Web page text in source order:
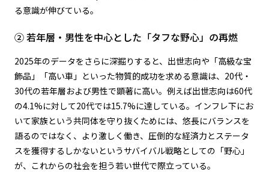
る意識が伸びている。
② 若年層・男性を中心とした「タフな野心」の再燃
2025年のデータをさらに深掘りすると、出世志向や「高級な宝
飾品」「高い車」といった物質的成功を求める意識は、20代・
30代の若年層および男性で顕著に高い。例えば出世志向は60代
の4.1%に対して20代では15.7%に達している。インフレ下にお
いて家族という共同体を守り抜くためには、悠長にバランスを
語るのではなく、より激しく働き、圧倒的な経済力とステータ
スを獲得するしかないというサバイバル戦略としての「野心」
が、これからの社会を担う若い世代で際立っている。